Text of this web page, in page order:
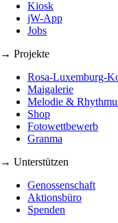
Kiosk
jW-App
Jobs
→ Projekte
Rosa-Luxemburg-
Maigalerie
Melodie &
Shop
Fotowettbewerb
Granma
→ Unterstützen
Genossenschaft
Aktionsbüro
Spenden